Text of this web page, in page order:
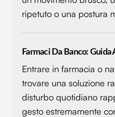
Utilizziamo i cookie per
informazioni sul modo in cui
pubblicità e social media, i
con altre informazioni che hai
raccolto dal tuo utilizzo dei
ripetuto o una postura
Farmaci Da Banco:
Entrare in farmacia o
trovare una soluzione
disturbo quotidiano
gesto estremamente